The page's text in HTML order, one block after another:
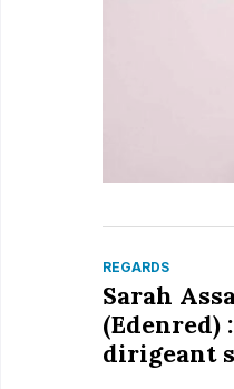
REGARDS
Sarah
(Edenred)
dirigeant